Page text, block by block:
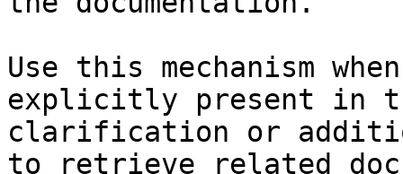
Use this mechanism
explicitly present in
clarification or